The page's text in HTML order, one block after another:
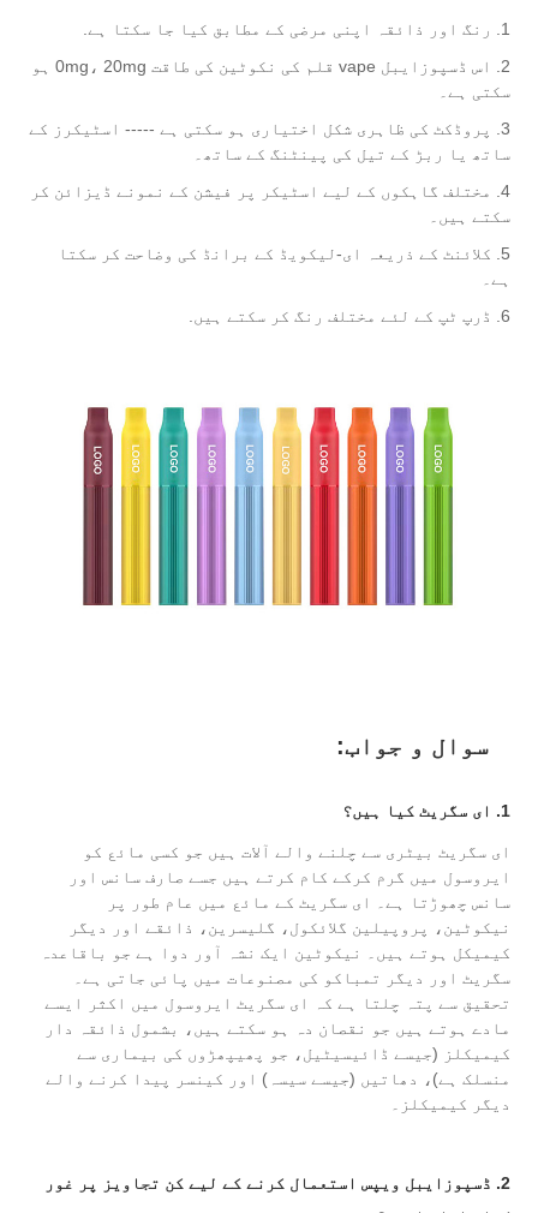
1. رنگ اور ذائقہ اپنی مرضی کے مطابق کیا جا سکتا ہے.
2. اس ڈسپوزایبل vape قلم کی نکوٹین کی طاقت 0mg، 20mg ہو
سکتی ہے۔
3. پروڈکٹ کی ظاہری شکل اختیاری ہو سکتی ہے ----- اسٹیکرز کے
ساتھ یا ربڑ کے تیل کی پینٹنگ کے ساتھ۔
4. مختلف گاہکوں کے لیے اسٹیکر پر فیشن کے نمونے ڈیزائن کر
سکتے ہیں۔
5. کلائنٹ کے ذریعہ ای-لیکویڈ کے برانڈ کی وضاحت کر سکتا
ہے۔
6. ڈرپ ٹپ کے لئے مختلف رنگ کر سکتے ہیں.
سوال و جواب:
1. ای سگریٹ کیا ہیں؟
ای سگریٹ بیٹری سے چلنے والے آلات ہیں جو کسی مائع کو
ایروسول میں گرم کرکے کام کرتے ہیں جسے صارف سانس اور
سانس چھوڑتا ہے۔ ای سگریٹ کے مائع میں عام طور پر
نیکوٹین، پروپیلین گلائکول، گلیسرین، ذائقے اور دیگر
کیمیکل ہوتے ہیں۔ نیکوٹین ایک نشہ آور دوا ہے جو باقاعدہ
سگریٹ اور دیگر تمباکو کی مصنوعات میں پائی جاتی ہے۔
تحقیق سے پتہ چلتا ہے کہ ای سگریٹ ایروسول میں اکثر ایسے
مادے ہوتے ہیں جو نقصان دہ ہو سکتے ہیں، بشمول ذائقہ دار
کیمیکلز (جیسے ڈائیسیٹیل، جو پھیپھڑوں کی بیماری سے
منسلک ہے)، دھاتیں (جیسے سیسہ) اور کینسر پیدا کرنے والے
دیگر کیمیکلز۔
2. ڈسپوزایبل ویپس استعمال کرنے کے لیے کن تجاویز پر غور